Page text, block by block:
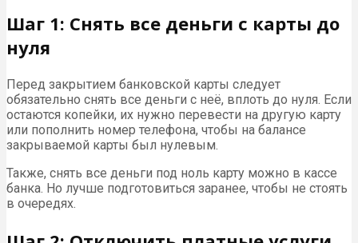
Шаг 1: Снять все деньги с карты до
нуля
Перед закрытием банковской карты следует
обязательно снять все деньги с неё, вплоть до нуля. Если
остаются копейки, их нужно перевести на другую карту
или пополнить номер телефона, чтобы на балансе
закрываемой карты был нулевым.
Также, снять все деньги под ноль карту можно в кассе
банка. Но лучше подготовиться заранее, чтобы не стоять
в очередях.